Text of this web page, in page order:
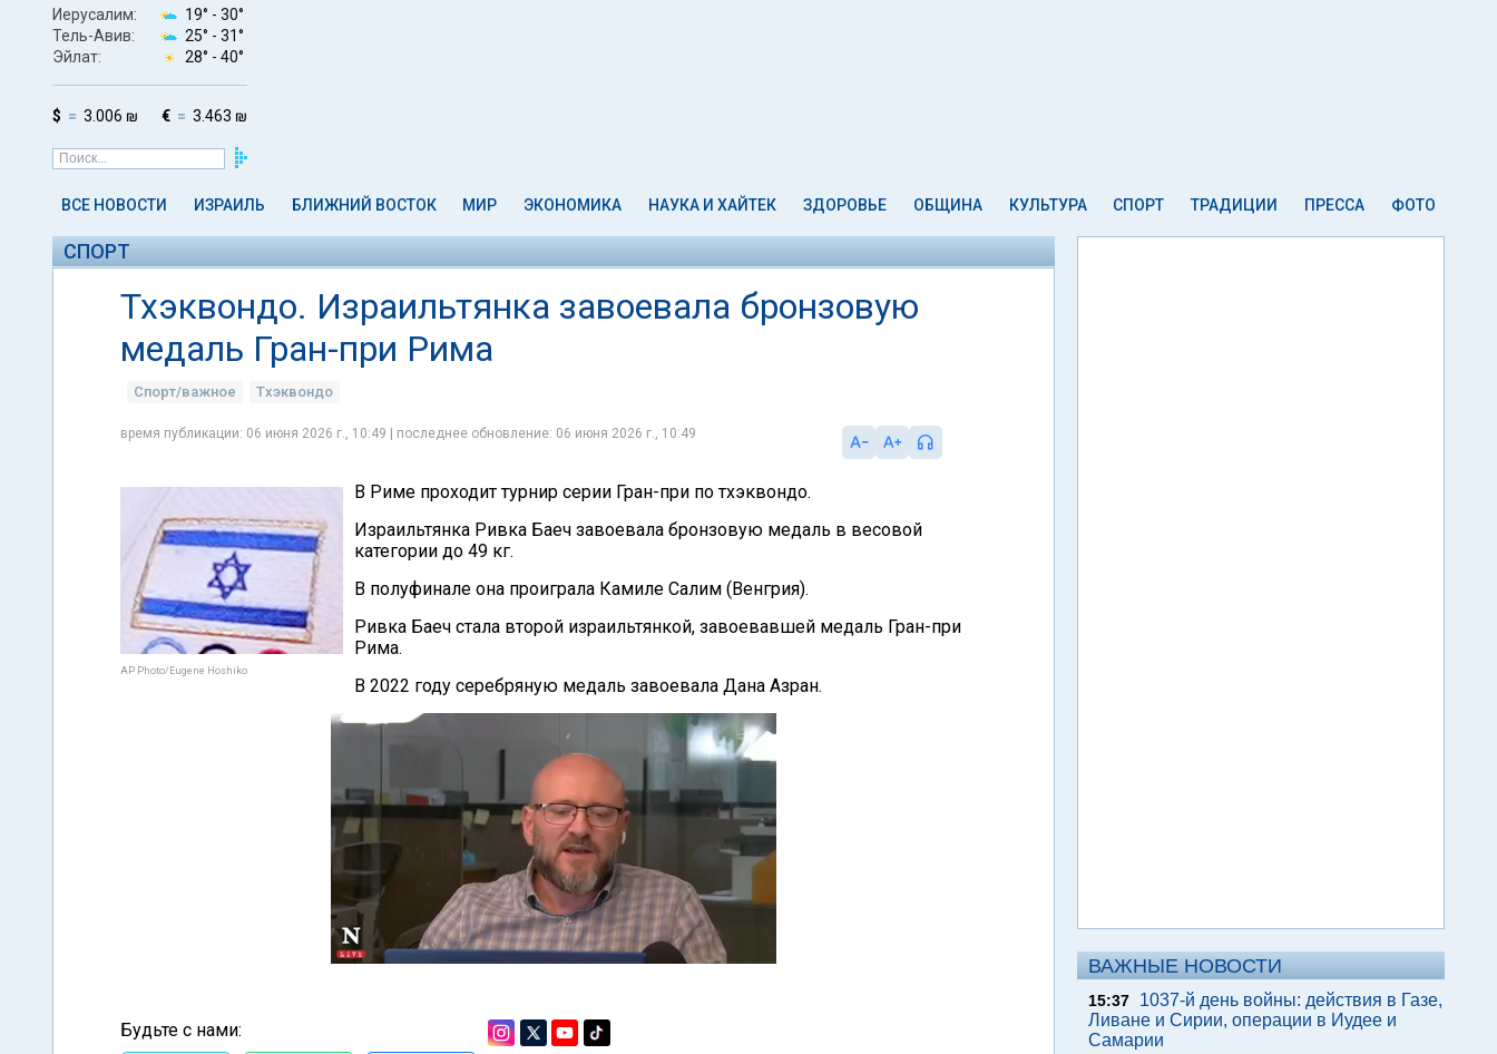
Иерусалим: 19° - 30°
Тель-Авив:
25° - 31°
Эйлат:
28° - 40°
$ 3.006 ₪ € 3.463 ₪
ВСЕ НОВОСТИ ИЗРАИЛЬ БЛИЖНИЙ ВОСТОК МИР ЭКОНОМИКА НАУКА И ХАЙТЕК ЗДОРОВЬЕ ОБЩИНА КУЛЬТУРА СПОРТ ТРАДИЦИИ ПРЕССА ФОТО
СПОРТ
Тхэквондо. Израильтянка завоевала бронзовую
медаль Гран-при Рима
Спорт/важное Тхэквондо
время публикации: 06 июня 2026 г., 10:49 | последнее обновление: 06 июня 2026 г., 10:49
AP Photo/Eugene Hoshiko
В Риме проходит турнир серии Гран-при по тхэквондо.
Израильтянка Ривка Баеч завоевала бронзовую медаль в весовой
категории до 49 кг.
В полуфинале она проиграла Камиле Салим (Венгрия).
Ривка Баеч стала второй израильтянкой, завоевавшей медаль Гран-при
Рима.
В 2022 году серебряную медаль завоевала Дана Азран.
Будьте с нами:
ВАЖНЫЕ НОВОСТИ
15:37
1037-й день войны: действия в Газе,
Ливане и Сирии, операции в Иудее и
Самарии